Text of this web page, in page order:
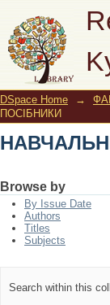
DSpace Home →
ПОСІБНИКИ
Browse by
By Issue Date
Authors
Titles
Subjects
Search within this